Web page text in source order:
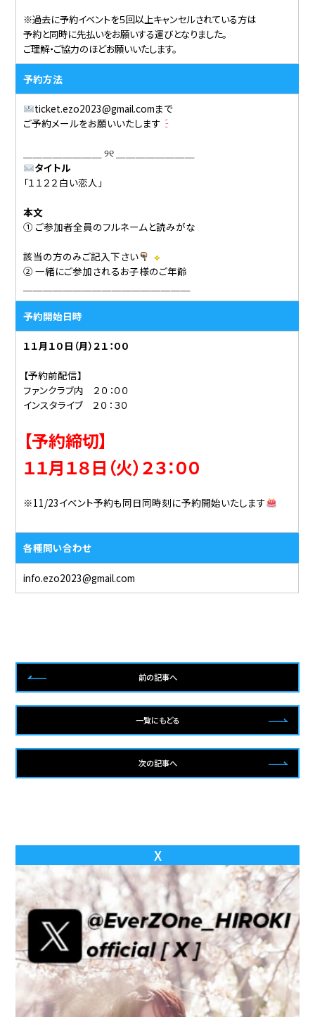
※過去に予約イベントを５回以上キャンセルされている方は
予約と同時に先払いをお願いする運びとなりました。
ご理解・ご協力のほどお願いいたします。
予約方法
ticket.ezo2023@gmail.comまで
ご予約メールをお願いいたします
＿＿＿＿＿＿＿＿ ୨୧ ＿＿＿＿＿＿＿＿
タイトル
「１１２２白い恋人」
本文
① ご参加者全員のフルネームと読みがな
該当の方のみご記入下さい
② 一緒にご参加されるお子様のご年齢
予約開始日時
１１月１０ 日（月）２１：００
【予約前配信】
ファンクラブ内 ２０：００
インスタライブ ２０：３０
【予約締切】
１１月１８日（火）２３：００
※11/23イベント予約も同日同時刻に予約開始いたします
各種問い合わせ
info.ezo2023@gmail.com
前の記事へ
一覧にもどる
次の記事へ
X